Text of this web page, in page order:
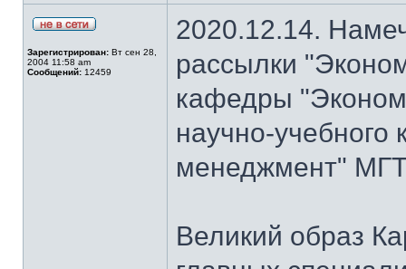
Зарегистрирован: Вт сен 28,
2004 11:58 am
Сообщений: 12459
2020.12.14.
рассылки
кафедры
научно-
менеджмент"
Великий образ